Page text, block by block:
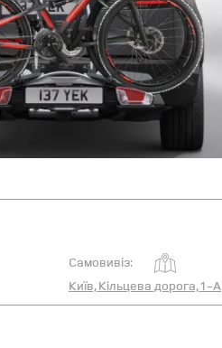
Самовивіз:
Київ, Кільцева дорога, 1-А